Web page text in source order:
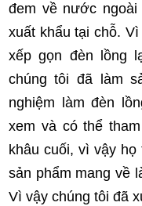
đem về nước
xuất khẩu tại chỗ.
xếp gọn đèn lồng
chúng tôi đã làm
nghiệm làm đèn
xem và có thể
khâu cuối, vì vậy
sản phẩm mang về
Vì vậy chúng tôi đã